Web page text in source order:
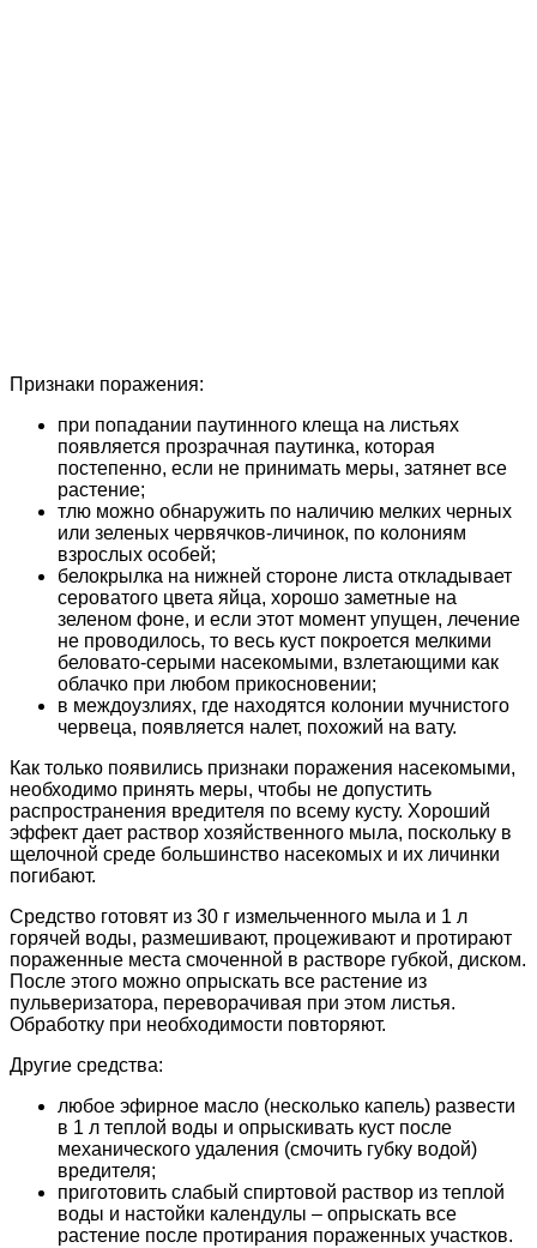
Признаки поражения:
при попадании паутинного клеща на листьях
появляется прозрачная паутинка, которая
постепенно, если не принимать меры, затянет все
растение;
тлю можно обнаружить по наличию мелких черных
или зеленых червячков-личинок, по колониям
взрослых особей;
белокрылка на нижней стороне листа откладывает
сероватого цвета яйца, хорошо заметные на
зеленом фоне, и если этот момент упущен, лечение
не проводилось, то весь куст покроется мелкими
беловато-серыми насекомыми, взлетающими как
облачко при любом прикосновении;
в междоузлиях, где находятся колонии мучнистого
червеца, появляется налет, похожий на вату.
Как только появились признаки поражения насекомыми,
необходимо принять меры, чтобы не допустить
распространения вредителя по всему кусту. Хороший
эффект дает раствор хозяйственного мыла, поскольку в
щелочной среде большинство насекомых и их личинки
погибают.
Средство готовят из 30 г измельченного мыла и 1 л
горячей воды, размешивают, процеживают и протирают
пораженные места смоченной в растворе губкой, диском.
После этого можно опрыскать все растение из
пульверизатора, переворачивая при этом листья.
Обработку при необходимости повторяют.
Другие средства:
любое эфирное масло (несколько капель) развести
в 1 л теплой воды и опрыскивать куст после
механического удаления (смочить губку водой)
вредителя;
приготовить слабый спиртовой раствор из теплой
воды и настойки календулы – опрыскать все
растение после протирания пораженных участков.